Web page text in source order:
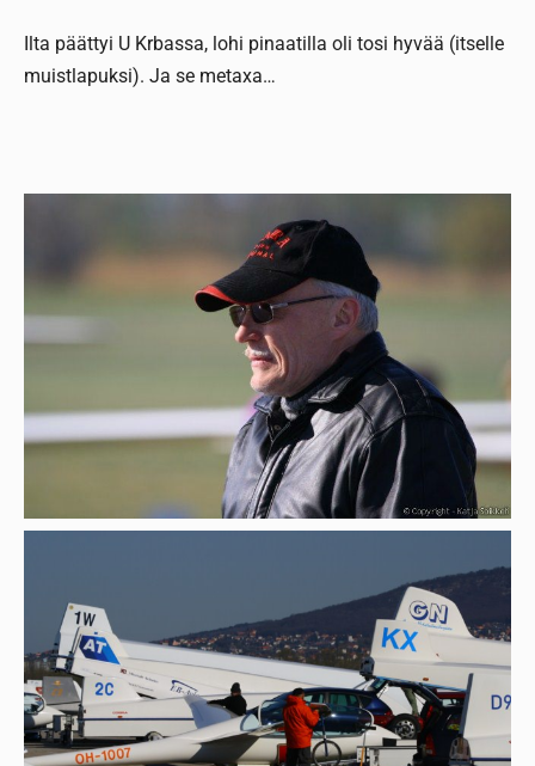
Ilta päättyi U Krbassa, lohi pinaatilla oli tosi hyvää (itselle
muistlapuksi). Ja se metaxa…